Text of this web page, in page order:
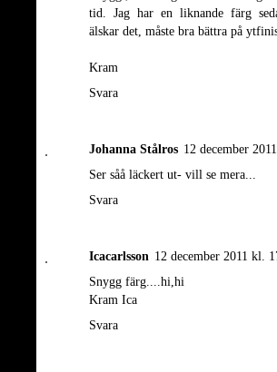
tid. Jag har en liknande färg
älskar det, måste bra bättra på
Kram
Svara
Johanna Stålros 12 december
Ser såå läckert ut- vill se mera...
Svara
Icacarlsson 12 december 2011 kl.
Snygg färg....hi,hi
Kram Ica
Svara